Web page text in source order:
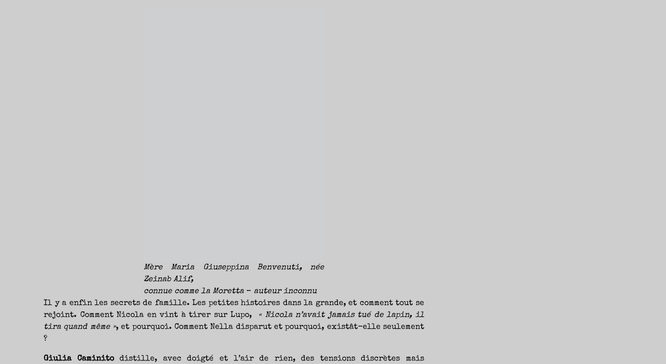
Mère Maria Giuseppina Benvenuti, née
Zeinab Alif,
connue comme la Moretta– auteur inconnu
Il y a enfin les secrets de famille. Les petites histoires dans la grande, et comment tout se
rejoint. Comment Nicola en vint à tirer sur Lupo,
« Nicola n’avait jamais tué de lapin, il
tira quand même », et pourquoi. Comment Nella disparut et pourquoi, existât-elle seulement
?
Giulia Caminitodistille, avec doigté et l’air de rien, des tensions discrètes mais